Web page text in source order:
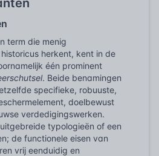
term die menig
herkent, kent in de
één prominent
. Beide benamingen
specifieke, robuuste,
doelbewust
verdedigingswerken.
typologieën of een
de functionele eisen van
vrij eenduidig en